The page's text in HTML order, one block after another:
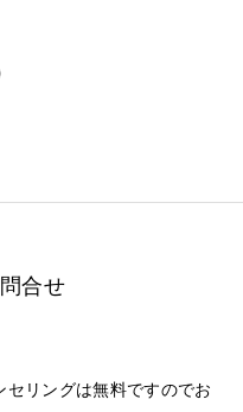
合せ
リングは無料ですのでお